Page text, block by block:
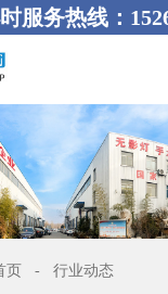
服务热线：
页 - 行业动态